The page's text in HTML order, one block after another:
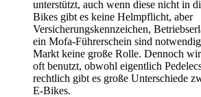
unterstützt, auch wenn diese nicht in
Bikes gibt es keine Helmpflicht, aber
Versicherungskennzeichen,
ein Mofa-Führerschein sind
Markt keine große Rolle. Dennoch
oft benutzt, obwohl eigentlich
rechtlich gibt es große Unterschiede
E-Bikes.